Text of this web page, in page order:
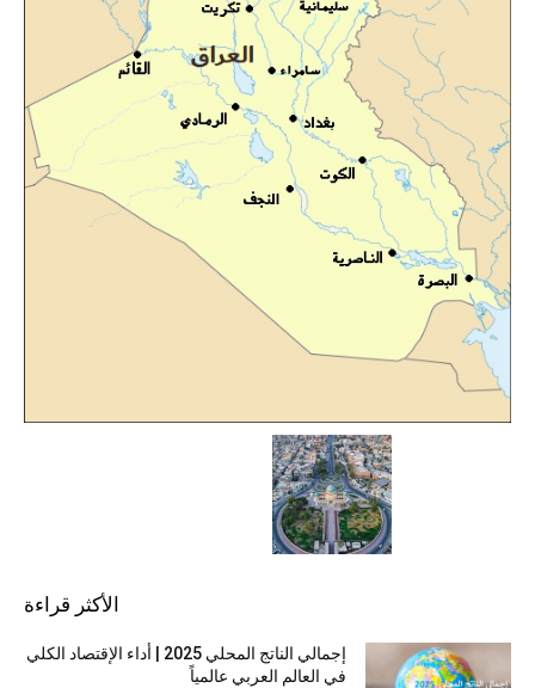
الأكثر قراءة
إجمالي الناتج المحلي 2025 | أداء الإقتصاد الكلي
في العالم العربي عالمياً